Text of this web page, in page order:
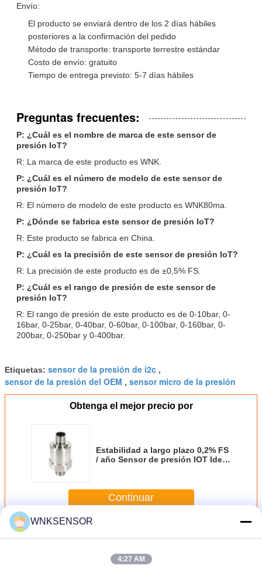
Envío:
El producto se enviará dentro de los 2 días hábiles
posteriores a la confirmación del pedido
Método de transporte: transporte terrestre estándar
Costo de envío: gratuito
Tiempo de entrega previsto: 5-7 días hábiles
Preguntas frecuentes:
P: ¿Cuál es el nombre de marca de este sensor de
presión IoT?
R: La marca de este producto es WNK.
P: ¿Cuál es el número de modelo de este sensor de
presión IoT?
R: El número de modelo de este producto es WNK80ma.
P: ¿Dónde se fabrica este sensor de presión IoT?
R: Este producto se fabrica en China.
P: ¿Cuál es la precisión de este sensor de presión IoT?
R: La precisión de este producto es de ±0,5% FS.
P: ¿Cuál es el rango de presión de este sensor de
presión IoT?
R: El rango de presión de este producto es de 0-10bar, 0-
16bar, 0-25bar, 0-40bar, 0-60bar, 0-100bar, 0-160bar, 0-
200bar, 0-250bar y 0-400bar.
Etiquetas: sensor de la presión de i2c ,
sensor de la presión del OEM , sensor micro de la presión
Obtenga el mejor precio por
Estabilidad a largo plazo 0,2% FS
/ año Sensor de presión IOT Ideal
Continuar
MásSensor de la presión de IOT
WNKSENSOR
4:27 AM